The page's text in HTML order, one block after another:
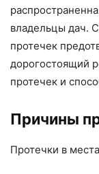
владельцы дач.
протечек
дорогостоящий
протечек и
Причины
Протечки в